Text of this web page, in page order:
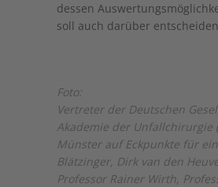
dessen
soll auch darüber
Foto:
Vertreter der Deutschen
Akademie der Unfallchirurgie
Münster auf Eckpunkte für
Blätzinger, Dirk van den
Professor Rainer Wirth,